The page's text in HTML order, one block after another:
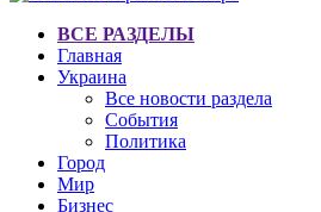
ВСЕ РАЗДЕЛЫ
Главная
Украина
Все новости раздела
События
Политика
Город
Мир
Бизнес